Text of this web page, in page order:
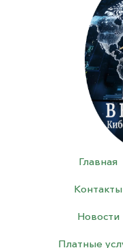
Главная
Контакты
Новости
Платные